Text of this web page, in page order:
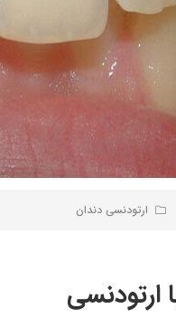
ارتودنسی دندان
ارتودنسی